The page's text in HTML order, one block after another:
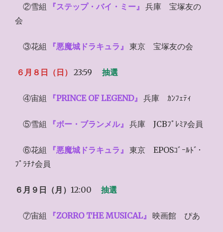
②雪組 『ステップ・バイ・ミー』
兵庫 宝塚友の
会
③花組 『悪魔城ドラキュラ』 東京 宝塚友の会
６月８日（日） 23:59 抽選
④宙組 『PRINCE OF LEGEND』 兵庫 ｶﾝﾌｪﾃｨ
⑤雪組 『ボー・ブランメル』 兵庫 JCBﾌﾟﾚﾐｱ会員
⑥花組 『悪魔城ドラキュラ』
東京 EPOSｺﾞｰﾙﾄﾞ･
ﾌﾟﾗﾁﾅ会員
６月９日（月） 12:00 抽選
⑦宙組 『ZORRO THE MUSICAL』 映画館 ぴあ